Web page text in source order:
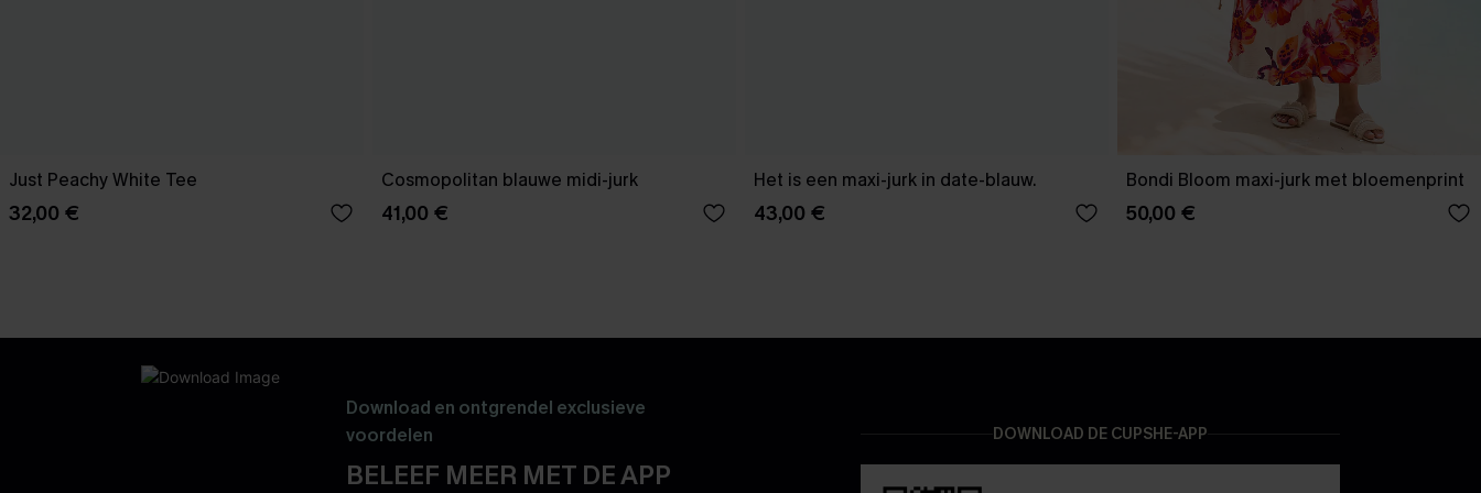
Just Peachy White Tee
32,00 €
Cosmopolitan blauwe midi-jurk
41,00 €
Het is een maxi-jurk in date-blauw.
43,00 €
Bondi Bloom maxi-jurk met bloemenprint
50,00 €
Download en ontgrendel exclusieve
voordelen
BELEEF MEER MET DE APP
DOWNLOAD DE CUPSHE-APP